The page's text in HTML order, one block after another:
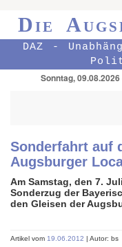
Die
DAZ -
Sonntag,
Sonderfahrt auf
Augsburger
Am Samstag, den 7.
Sonderzug der
den Gleisen der
Artikel vom 19.06.2012 | Autor: bs